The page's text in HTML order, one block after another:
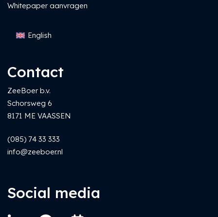
Whitepaper aanvragen
English
Contact
ZeeBoer b.v.
Schorsweg 6
8171 ME VAASSEN
(085) 74 33 333
info@zeeboer.nl
Social media